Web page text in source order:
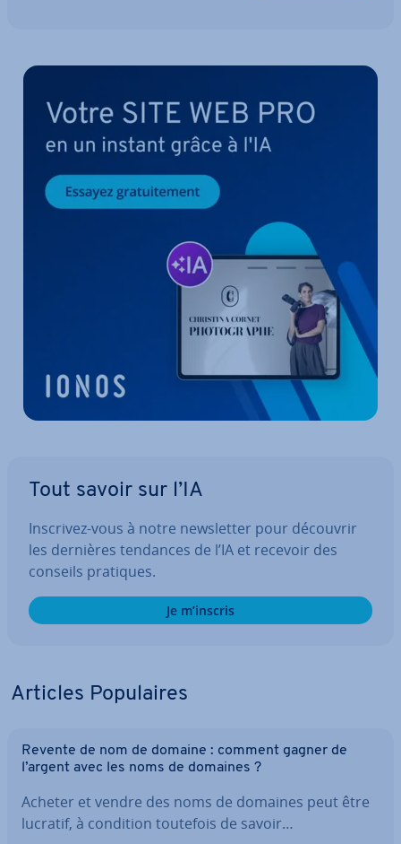
Tout savoir sur l’IA
Inscrivez-vous à notre news­let­ter pour découvrir
les dernières tendances de l’IA et recevoir des
conseils pratiques.
Je m’inscris
Articles Po­pu­laires
Revente de nom de domaine : comment gagner de
l’argent avec les noms de domaines ?
Acheter et vendre des noms de domaines peut être
lucratif, à condition toutefois de savoir…